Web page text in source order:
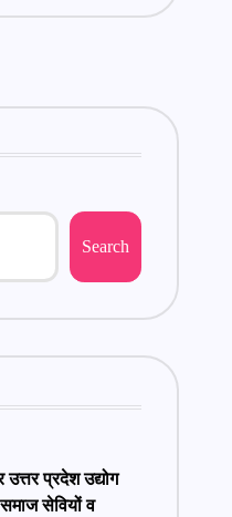
Search
प्रदेश उद्योग
सेवियों व